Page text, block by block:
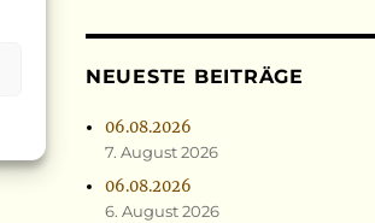
NEUESTE BEITRÄGE
06.08.2026
7. August 2026
06.08.2026
6. August 2026